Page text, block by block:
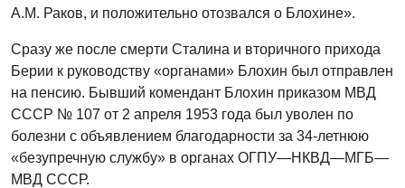
А.М. Раков, и положительно отозвался о Блохине».
Сразу же после смерти Сталина и вторичного прихода
Берии к руководству «органами» Блохин был отправлен
на пенсию. Бывший комендант Блохин приказом МВД
СССР № 107 от 2 апреля 1953 года был уволен по
болезни с объявлением благодарности за 34-летнюю
«безупречную службу» в органах ОГПУ—НКВД—МГБ—
МВД СССР.